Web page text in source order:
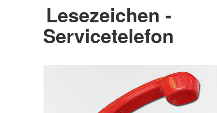
Lesezeichen -
Servicetelefon